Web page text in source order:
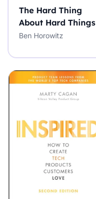
The Hard Thing
About Hard Things
Ben Horowitz